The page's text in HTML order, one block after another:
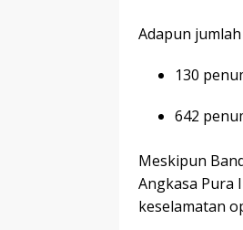
Adapun
130
642
Meskipun
Angkasa Pura
keselamatan